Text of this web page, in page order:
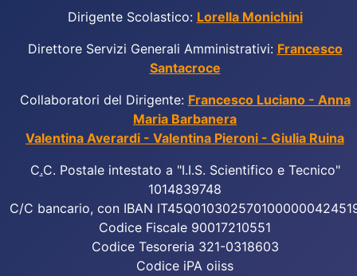
Dirigente Scolastico: Lorella Monichini
Direttore Servizi Generali Amministrativi: Francesco
Santacroce
Collaboratori del Dirigente: Francesco Luciano - Anna
Maria Barbanera
Valentina Averardi - Valentina Pieroni - Giulia Ruina
C.C. Postale intestato a "I.I.S. Scientifico e Tecnico"
1014839748
C/C bancario, con IBAN
Codice Fiscale 90017210551
Codice Tesoreria 321-0318603
Codice iPA oiiss